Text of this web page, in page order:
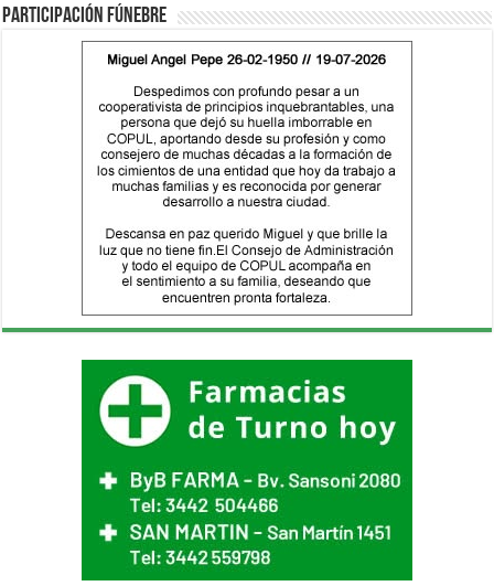
Participación fúnebre